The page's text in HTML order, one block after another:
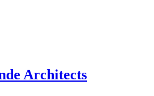
Architects